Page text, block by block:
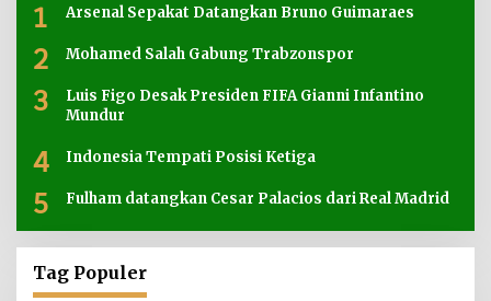
1 Arsenal Sepakat Datangkan Bruno Guimaraes
2 Mohamed Salah Gabung Trabzonspor
3
Luis Figo Desak Presiden FIFA Gianni Infantino
Mundur
4 Indonesia Tempati Posisi Ketiga
5 Fulham datangkan Cesar Palacios dari Real Madrid
Tag Populer